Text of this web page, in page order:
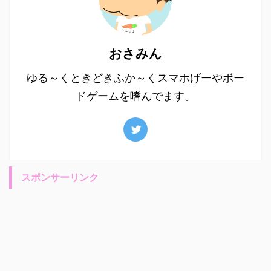
おさみん
ゆる～くときどきふか～くスマホげーやボー
ドゲームを嗜んでます。
スポンサーリンク